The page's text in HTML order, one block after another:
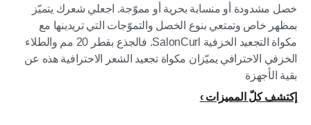
خصل مشدودة أو منسابة بحرية أو مموّجة. اجعلي شعرك يتميّز
بمظهر خاص وتمتعي بنوع الخصل والتموّجات التي تريدينها مع
مكواة التجعيد الخزفية SalonCurl. فالجذع بقطر 20 مم والطلاء
الخزفي الاحترافي يميّزان مكواة تجعيد الشعر الاحترافية هذه عن
بقية الأجهزة
إكتشف كلّ المميزات